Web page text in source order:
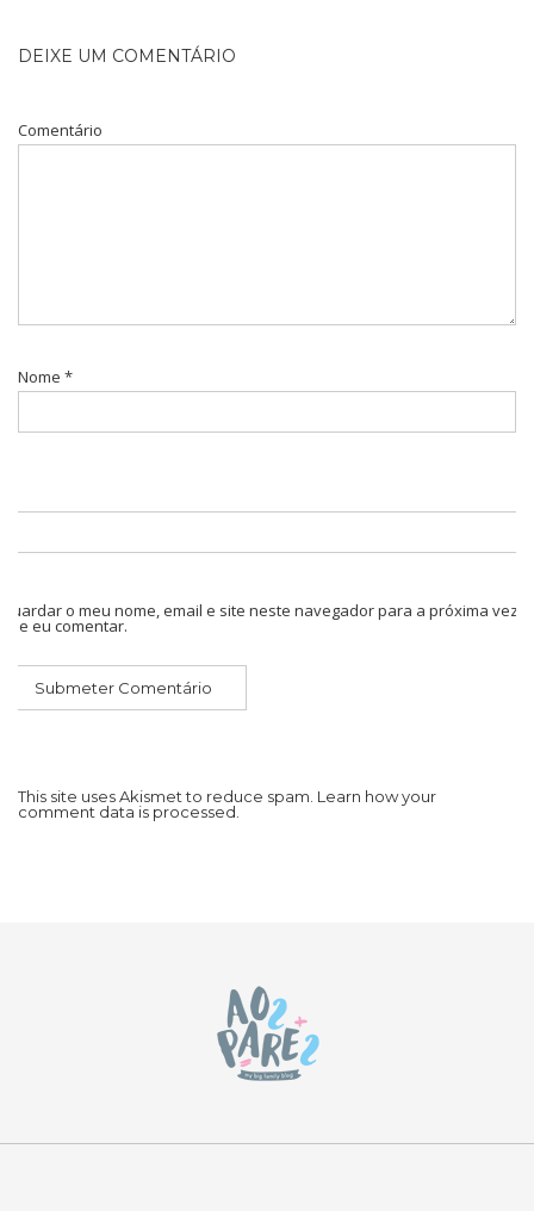
DEIXE UM COMENTÁRIO
Comentário
Nome *
Guardar o meu nome, email e site neste navegador para a próxima vez
que eu comentar.
This site uses Akismet to reduce spam. Learn how your
comment data is processed.